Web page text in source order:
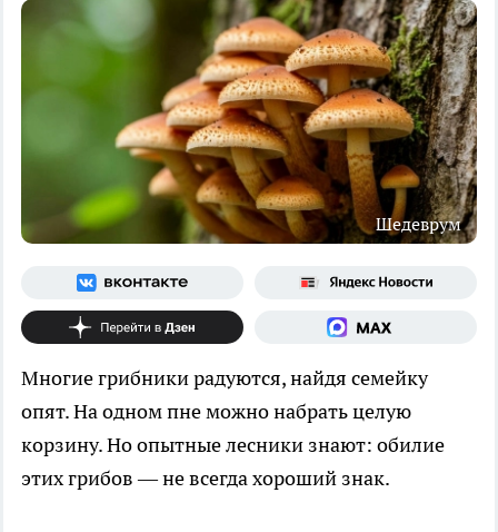
Шедеврум
Многие грибники радуются, найдя семейку
опят. На одном пне можно набрать целую
корзину. Но опытные лесники знают: обилие
этих грибов — не всегда хороший знак.